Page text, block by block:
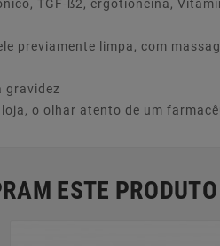
TGF-ß2, ergotioneína,
previamente limpa, com
gravidez
loja, o olhar atento de um
ESTE